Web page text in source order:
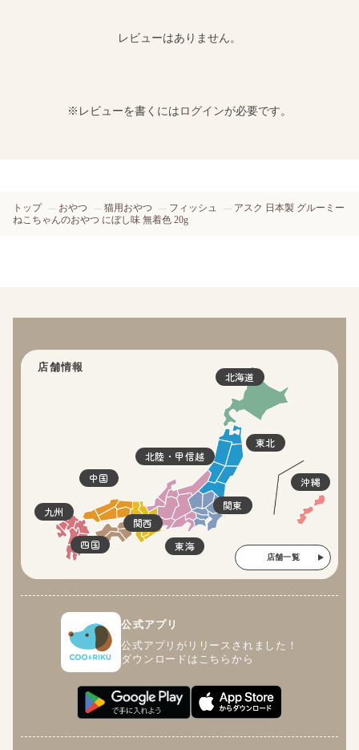
レビューはありません。
※レビューを書くにはログインが必要です。
トップ おやつ 猫用おやつ フィッシュ
アスク 日本製 グルーミー
ねこちゃんのおやつ にぼし味 無着色 20g
店舗情報
北海道
東北
関東
北陸・甲信越
東海
関西
四国
中国
九州
沖縄
店舗一覧
公式アプリ
公式アプリがリリースされました！
ダウンロードはこちらから